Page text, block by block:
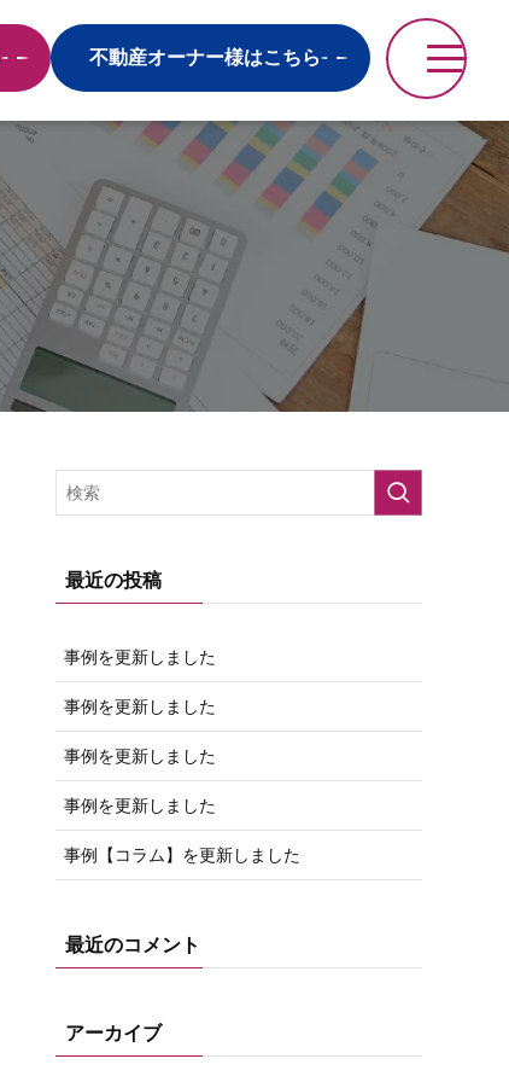
不動産オーナー様はこちら
最近の投稿
事例を更新しました
事例を更新しました
事例を更新しました
事例を更新しました
事例【コラム】を更新しました
最近のコメント
アーカイブ